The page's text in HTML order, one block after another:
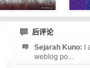
后评论
Sejarah Kuno:
weblog po...